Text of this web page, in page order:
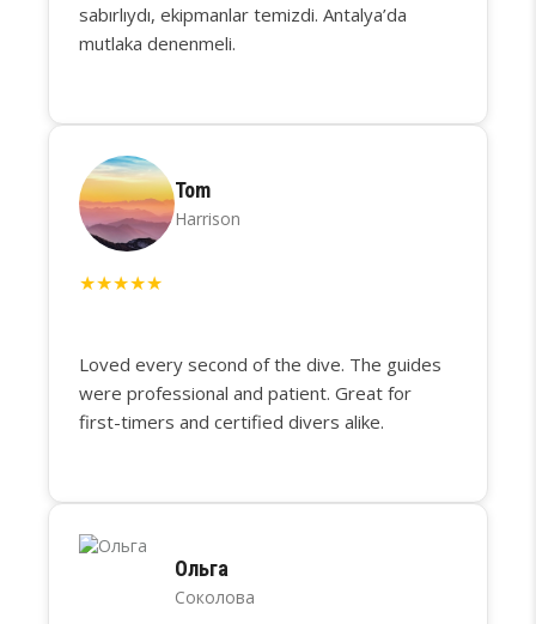
sabırlıydı, ekipmanlar temizdi. Antalya’da
mutlaka denenmeli.
Tom
Harrison
★★★★★
Loved every second of the dive. The guides
were professional and patient. Great for
first-timers and certified divers alike.
Ольга
Соколова